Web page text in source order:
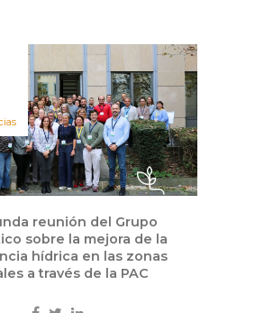
reunión del Grupo
sobre la mejora de la
hídrica en las zonas
a través de la PAC